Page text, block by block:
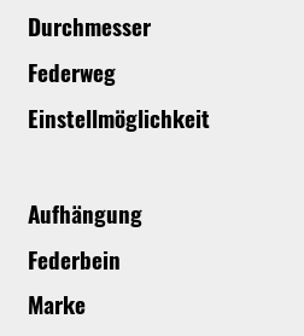
Durchmesser
Federweg
Einstellmöglichkeit
Aufhängung
Federbein
Marke